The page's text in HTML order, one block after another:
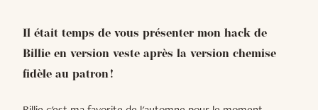
Il était temps de vous présenter mon hack de
Billie en version veste après la version chemise
fidèle au patron !